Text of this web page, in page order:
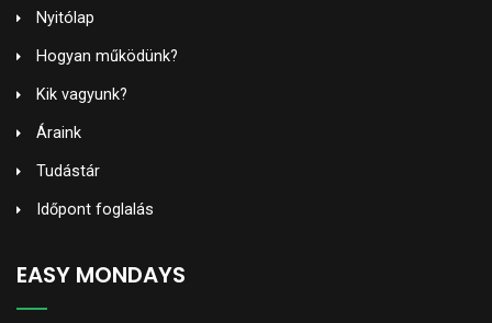
Nyitólap
Hogyan működünk?
Kik vagyunk?
Áraink
Tudástár
Időpont foglalás
EASY MONDAYS